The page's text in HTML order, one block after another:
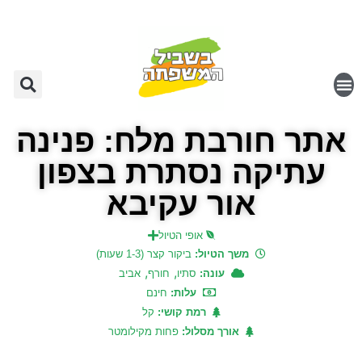
אתר חורבת מלח: פנינה
עתיקה נסתרת בצפון
אור עקיבא
אופי הטיול
משך הטיול: ביקור קצר (1-3 שעות)
עונה: סתיו, חורף, אביב
עלות: חינם
רמת קושי: קל
אורך מסלול: פחות מקילומטר